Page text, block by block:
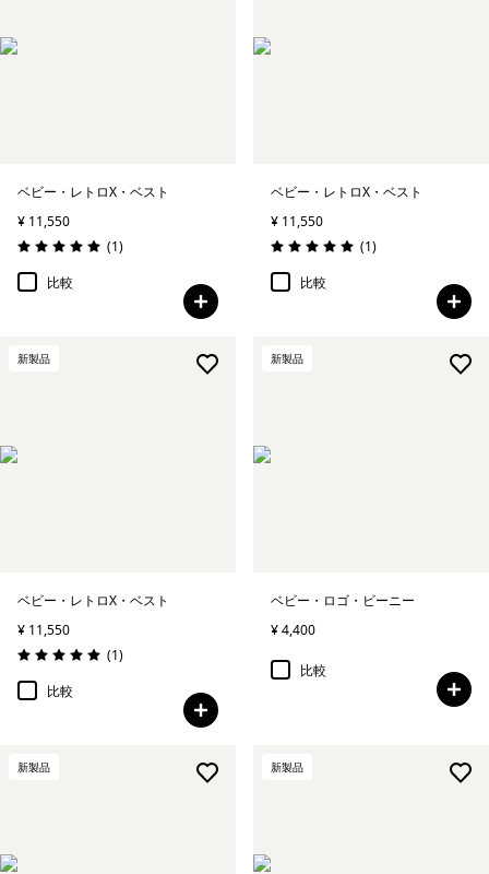
ベビー・レトロX・ベスト
¥ 11,550
評価: 5.0 / 5
(1レビュー
)
比較
ベビー・レトロX・ベスト
¥ 11,550
評価: 5.0 / 5
(1レビュー
)
比較
新製品
ベビー・レトロX・ベスト
¥ 11,550
評価: 5.0 / 5
(1レビュー
)
比較
新製品
ベビー・ロゴ・ビーニー
¥ 4,400
比較
新製品 新製品